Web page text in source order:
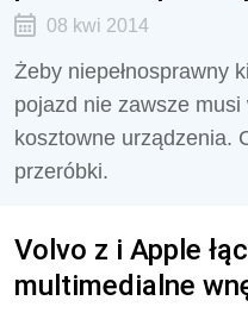
08 kwi 2014
Żeby niepełnosprawny
pojazd nie zawsze
kosztowne urządzenia.
przeróbki.
Volvo z i Apple
multimedialne